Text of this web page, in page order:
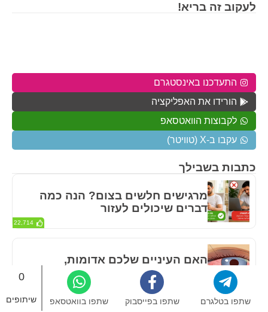
0
שיתופים שתפו בוואטסאפ שתפו בפייסבוק שתפו בטלגרם
כתבות בשבילך
מרגישים חלשים בצום? הנה כמה
דברים שיכולים לעזור
22,714
האם העיניים שלכם אדומות,
צורבות ודומעות כל הזמן? זו יכולה
להיות הסיבה
4,835
לעקוב זה בריא!
התעדכנו באינסטגרם
הורידו את האפליקציה
לקבוצות הוואטסאפ
עקבו ב-X (טוויטר)